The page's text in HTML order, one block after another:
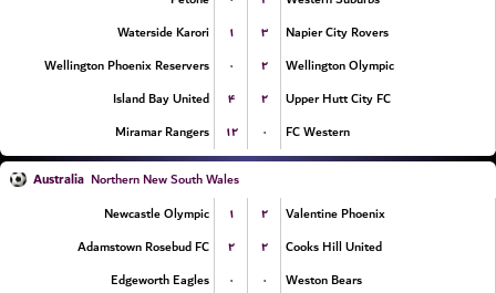
Waterside Karori
۱ ۳
Napier City Rovers
Wellington Phoenix Reservers
۰ ۲
Wellington Olympic
Island Bay United
۴ ۲
Upper Hutt City FC
Miramar Rangers
۱۲ ۰ FC Western
Australia Northern New South Wales
Newcastle Olympic
۱ ۲
Valentine Phoenix
Adamstown Rosebud FC
۲ ۲
Cooks Hill United
Edgeworth Eagles
۰ ۰
Weston Bears